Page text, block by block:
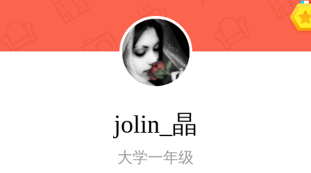
jolin_晶
大学一年级